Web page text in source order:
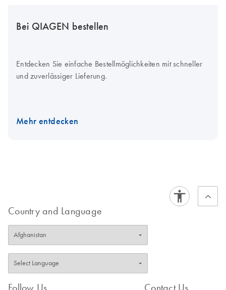
Bei QIAGEN bestellen
Entdecken Sie einfache Bestellmöglichkeiten mit schneller
und zuverlässiger Lieferung.
Mehr entdecken
Country and Language